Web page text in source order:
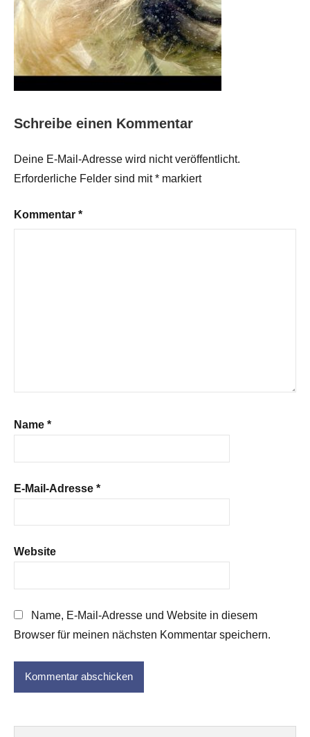
Schreibe einen Kommentar
Deine E-Mail-Adresse wird nicht veröffentlicht.
Erforderliche Felder sind mit* markiert
Kommentar *
Name *
E-Mail-Adresse *
Website
Name, E-Mail-Adresse und Website in diesem
Browser für meinen nächsten Kommentar speichern.